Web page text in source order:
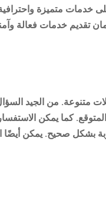
خدمات متميزة
تقديم خدمات فعالة
متنوعة. من الجيد
كما يمكن
بشكل صحيح. يمكن أيضًا